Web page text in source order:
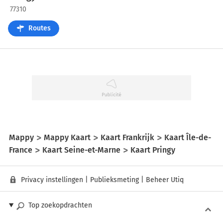
77310
Routes
Mappy Mappy Kaart Kaart Frankrijk
Kaart Île-de-
France
Kaart Seine-et-Marne Kaart Pringy
Privacy instellingen Publieksmeting| Beheer Utiq
Top zoekopdrachten